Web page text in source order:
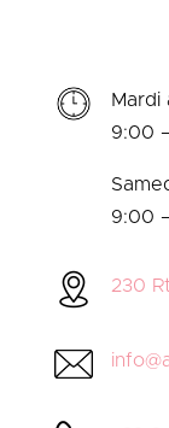
Mardi
9:00
9:00
230